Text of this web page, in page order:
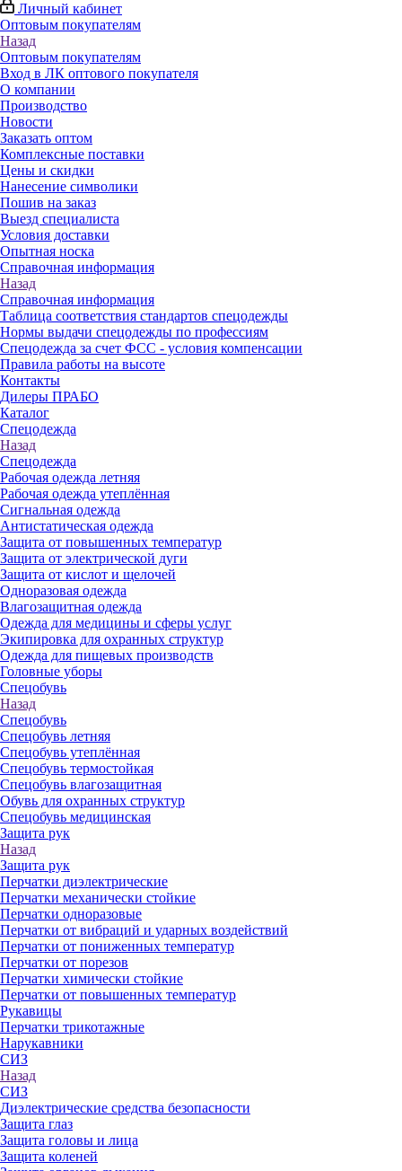
Личный кабинет
Оптовым покупателям
Назад
Оптовым покупателям
Вход в ЛК оптового покупателя
О компании
Производство
Новости
Заказать оптом
Комплексные поставки
Цены и скидки
Нанесение символики
Пошив на заказ
Выезд специалиста
Условия доставки
Опытная носка
Справочная информация
Назад
Справочная информация
Таблица соответствия стандартов спецодежды
Нормы выдачи спецодежды по профессиям
Спецодежда за счет ФСС - условия компенсации
Правила работы на высоте
Контакты
Дилеры ПРАБО
Каталог
Спецодежда
Назад
Спецодежда
Рабочая одежда летняя
Рабочая одежда утеплённая
Сигнальная одежда
Антистатическая одежда
Защита от повышенных температур
Защита от электрической дуги
Защита от кислот и щелочей
Одноразовая одежда
Влагозащитная одежда
Одежда для медицины и сферы услуг
Экипировка для охранных структур
Одежда для пищевых производств
Головные уборы
Спецобувь
Назад
Спецобувь
Спецобувь летняя
Спецобувь утеплённая
Спецобувь термостойкая
Спецобувь влагозащитная
Обувь для охранных структур
Спецобувь медицинская
Защита рук
Назад
Защита рук
Перчатки диэлектрические
Перчатки механически стойкие
Перчатки одноразовые
Перчатки от вибраций и ударных воздействий
Перчатки от пониженных температур
Перчатки от порезов
Перчатки химически стойкие
Перчатки от повышенных температур
Рукавицы
Перчатки трикотажные
Нарукавники
СИЗ
Назад
СИЗ
Диэлектрические средства безопасности
Защита глаз
Защита головы и лица
Защита коленей